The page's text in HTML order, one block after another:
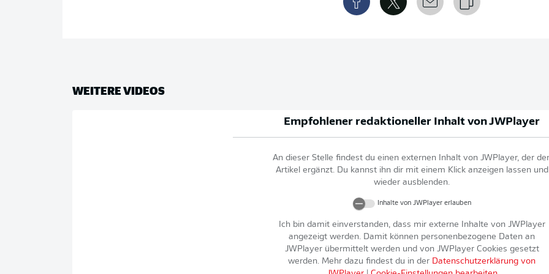
WEITERE VIDEOS
Empfohlener redaktioneller Inhalt vonJWPlayer
An dieser Stelle findest du einen externen Inhalt von JWPlayer, der
Artikel ergänzt. Du kannst ihn dir mit einem Klick anzeigen lassen und
wieder ausblenden.
Inhalte von JWPlayererlauben
Ich bin damit einverstanden, dass mir externe Inhalte von JWPlayer
angezeigt werden. Damit können personenbezogene Daten an
JWPlayerübermittelt werden und von JWPlayerCookies gesetzt
werden. Mehr dazu findest du in der Datenschutzerklärung von